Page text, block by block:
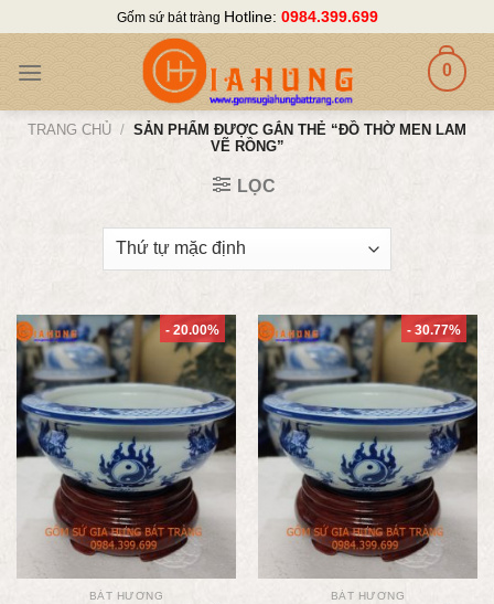
content
Gốm sứ bát tràng Hotline: 0984.399.699
0
TRANG CHỦ / SẢN PHẨM ĐƯỢC GẮN THẺ “ĐỒ THỜ MEN LAM
VẼ RỒNG”
LỌC
- 20.00%
BÁT HƯƠNG
- 30.77%
BÁT HƯƠNG